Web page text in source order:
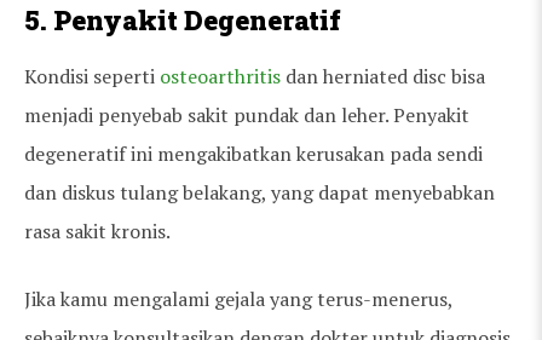
5. Penyakit Degeneratif
Kondisi seperti osteoarthritis dan herniated disc bisa
menjadi penyebab sakit pundak dan leher. Penyakit
degeneratif ini mengakibatkan kerusakan pada sendi
dan diskus tulang belakang, yang dapat menyebabkan
rasa sakit kronis.
Jika kamu mengalami gejala yang terus-menerus,